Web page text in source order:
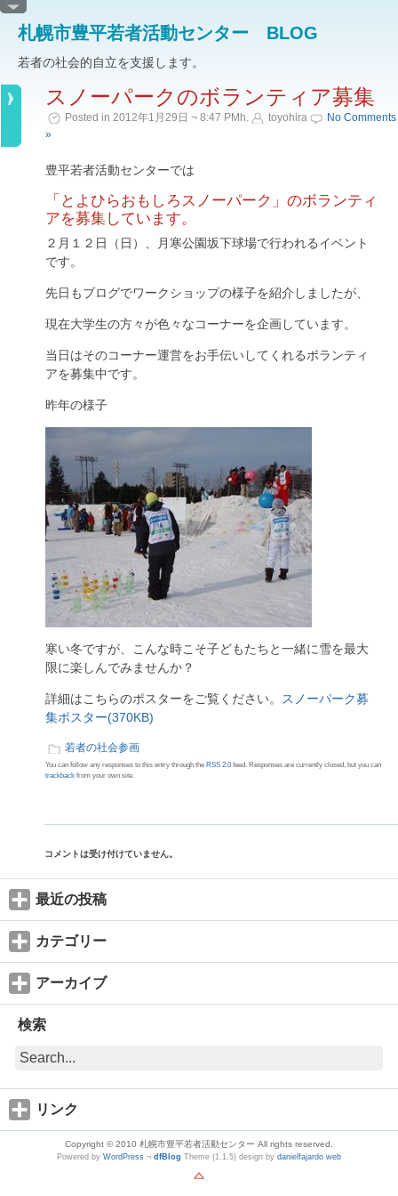
札幌市豊平若者活動センター BLOG
若者の社会的自立を支援します。
スノーパークのボランティア募集
Posted in 2012年1月29日 ¬ 8:47 PMh. toyohira
No Comments
»
豊平若者活動センターでは
「とよひらおもしろスノーパーク」のボランティ
アを募集しています。
２月１２日（日）、月寒公園坂下球場で行われるイベント
です。
先日もブログでワークショップの様子を紹介しましたが、
現在大学生の方々が色々なコーナーを企画しています。
当日はそのコーナー運営をお手伝いしてくれるボランティ
アを募集中です。
昨年の様子
寒い冬ですが、こんな時こそ子どもたちと一緒に雪を最大
限に楽しんでみませんか？
詳細はこちらのポスターをご覧ください。
スノーパーク募
集ポスター(370KB)
若者の社会参画
You can follow any responses to this entry through the RSS 2.0 feed. Responses are currently closed, but you can
trackback from your own site.
コメントは受け付けていません。
最近の投稿
カテゴリー
アーカイブ
検索
リンク
Copyright © 2010 札幌市豊平若者活動センター All rights reserved.
Powered by WordPress ¬ dfBlog Theme (1.1.5) design by danielfajardo web